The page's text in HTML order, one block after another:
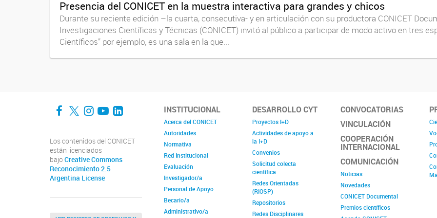
Presencia del CONICET en la muestra interactiva para grandes y chicos
Durante su reciente edición –la cuarta, consecutiva- y en articulación con su productora CONICET
Investigaciones Científicas y Técnicas (CONICET) invitó al público a participar de modo activo en tres
Científicos” por ejemplo, es una sala en la que...
Facebook
Twitter
Instagram
YouTube
LinkedIn
Los contenidos del CONICET
están licenciados
bajo Creative Commons
Reconocimiento 2.5
Argentina License
INSTITUCIONAL
Acerca del CONICET
Autoridades
Normativa
Red Institucional
Evaluación
Investigador/a
Personal de Apoyo
Becario/a
Administrativo/a
DESARROLLO CYT
Proyectos I+D
Actividades de apoyo a
la I+D
Convenios
Solicitud colecta
científica
Redes Orientadas
(RIOSP)
Repositorios
Redes Disciplinares
CONVOCATORIAS
VINCULACIÓN
COOPERACIÓN
INTERNACIONAL
COMUNICACIÓN
Noticias
Novedades
CONICET Documental
Premios científicos